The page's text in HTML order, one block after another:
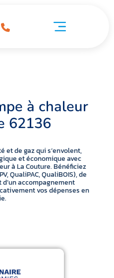
à chaleur
62136
et de gaz qui s’envolent,
et économique avec
à La Couture. Bénéficiez
QualiPAC, QualiBOIS), de
accompagnement
vos dépenses en